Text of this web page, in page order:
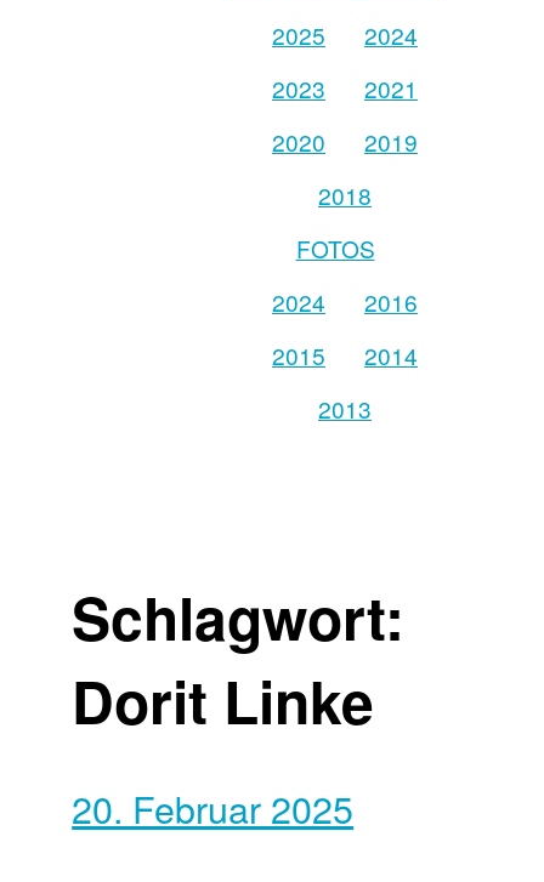
2025
2024
2023
2021
2020
2019
2018
FOTOS
2024
2016
2015
2014
2013
Schlagwort:
Dorit Linke
20. Februar 2025